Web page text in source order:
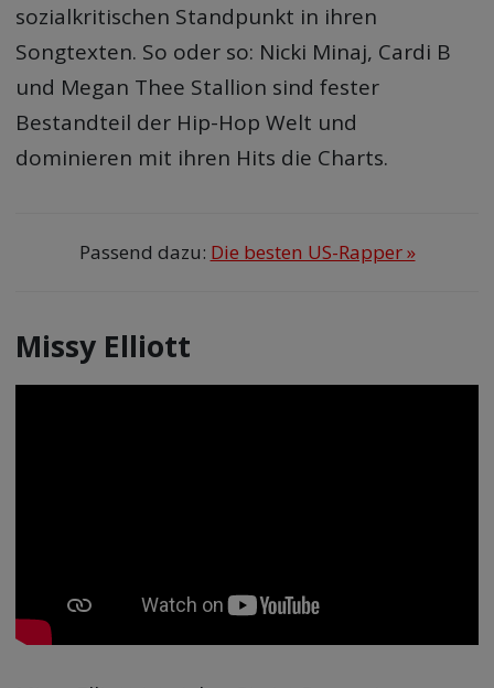
sozialkritischen Standpunkt in ihren
Songtexten. So oder so: Nicki Minaj, Cardi B
und Megan Thee Stallion sind fester
Bestandteil der Hip-Hop Welt und
dominieren mit ihren Hits die Charts.
Passend dazu: Die besten US-Rapper »
Missy Elliott